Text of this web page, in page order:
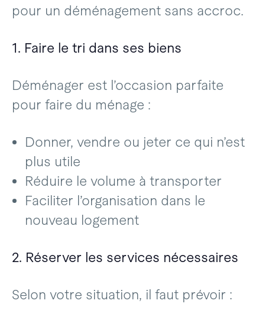
pour un déménagement sans accroc.
1. Faire le tri dans ses biens
Déménager est l’occasion parfaite
pour faire du ménage :
Donner, vendre ou jeter ce qui n’est
plus utile
Réduire le volume à transporter
Faciliter l’organisation dans le
nouveau logement
2. Réserver les services nécessaires
Selon votre situation, il faut prévoir :